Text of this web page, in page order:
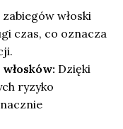
włoski
czas, co oznacza
Dzięki
ryzyko